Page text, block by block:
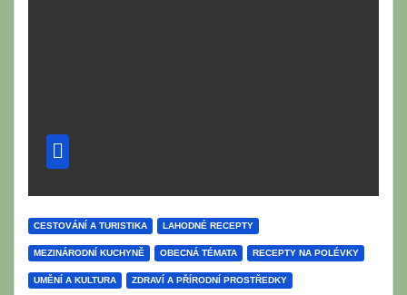
CESTOVÁNÍ A TURISTIKA LAHODNÉ RECEPTY
MEZINÁRODNÍ KUCHYNĚ OBECNÁ TÉMATA RECEPTY NA POLÉVKY
UMĚNÍ A KULTURA ZDRAVÍ A PŘÍRODNÍ PROSTŘEDKY